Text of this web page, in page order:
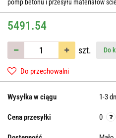
pomp betonu i przesyłu materiałów
5491.54
szt. Do
Do przechowalni
Wysyłka w ciągu 1-3
Cena przesyłki 0